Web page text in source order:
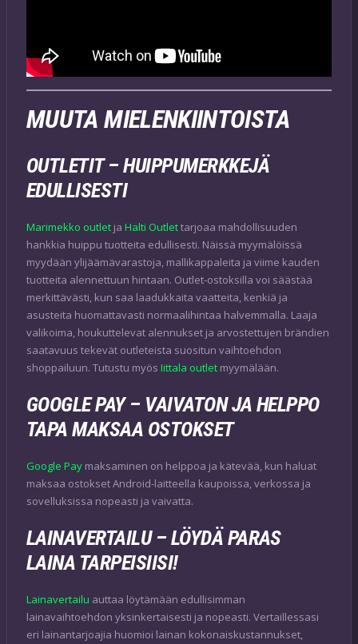
MUUTA MIELENKIINTOISTA
OUTLETIT – HUIPPUMERKKEJÄ
EDULLISESTI
Marimekko outlet ja Halti Outlettarjoaa mahdollisuuden
hankkia huippu tuotteita edullisesti. Näissä myymälöissä
myydään ylijäämävarastoja, mallikappaleita ja viime kauden
tuotteita alennettuun hintaan. Outlet-ostoksilla voi säästää
merkittävästi, kun saa laadukkaita vaatteita, kenkiä ja
asusteita huomattavasti normaalihintaa halvemmalla. Laaja
valikoima, houkuttelevat alennukset ja arvostettujen brändien
saatavuus tekevät outleteista suositun vaihtoehdon
shoppailuun. Tutustu myös Iittala outlet myymälään.
GOOGLE PAY – VAIVATON JA HELPPO
TAPA MAKSAA OSTOKSET
Google Pay maksaminen on helppoa ja kätevää, kun haluat
maksaa ostokset Android-laitteella kaupoissa, verkossa ja
sovelluksissa nopeasti ja vaivatta.
LAINAVERTAILU – LÖYDÄ PARAS
LAINA TARPEISIISI!
Lainavertailu auttaa löytämään edullisimman
lainavaihtoehdon yksinkertaisesti ja nopeasti. Vertaillessasi
eri lainantarjoajia huomioi lainan kokonaiskustannukset,